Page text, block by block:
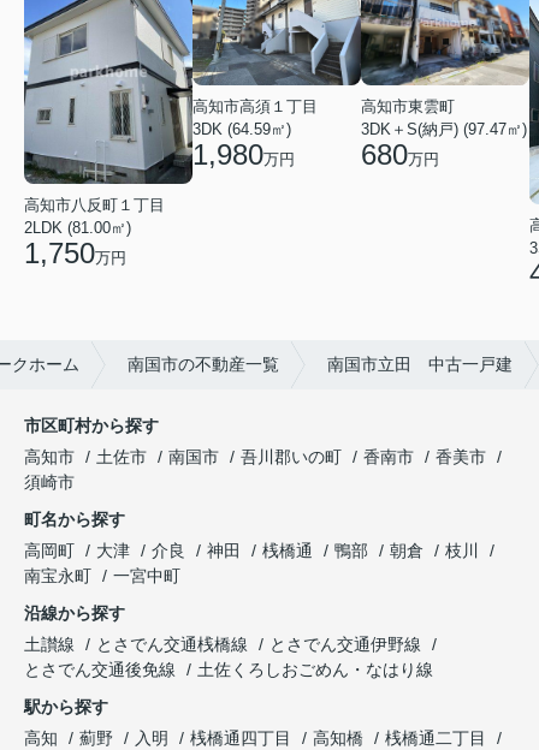
高知市八反町１丁目
2LDK (81.00㎡)
1,750万円
高知市高須１丁目
3DK (64.59㎡)
1,980万円
高知市東雲町
3DK＋S(納戸) (97.47㎡)
680万円
クホーム 南国市の不動産一覧 南国市立田 中古一戸建
市区町村から探す
高知市
土佐市 南国市 吾川郡いの町 香南市
香美市
須崎市
町名から探す
高岡町
大津 介良 神田 桟橋通 鴨部 朝倉
枝川
南宝永町
一宮中町
沿線から探す
土讃線
とさでん交通桟橋線
とさでん交通伊野線
とさでん交通後免線
土佐くろしおごめん・なはり線
駅から探す
高知
薊野 入明 桟橋通四丁目 高知橋
桟橋通二丁目